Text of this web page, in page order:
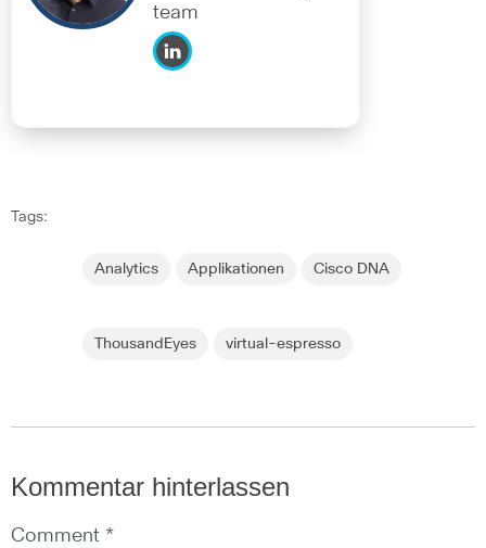
team
Tags:
Analytics Applikationen Cisco DNA
ThousandEyes virtual-espresso
Kommentar hinterlassen
Comment *